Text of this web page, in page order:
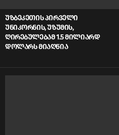
ᲣᲖᲑᲔᲙᲔᲗᲘᲡ ᲞᲘᲠᲕᲔᲚᲘ
ᲣᲜᲘᲙᲝᲠᲜᲘᲡ, ᲣᲖᲣᲛᲘᲡ,
ᲦᲘᲠᲔᲑᲣᲚᲔᲑᲐᲛ 1.5 ᲛᲘᲚᲘᲐᲠᲓ
ᲓᲝᲚᲐᲠᲡ ᲛᲘᲐᲦᲬᲘᲐ